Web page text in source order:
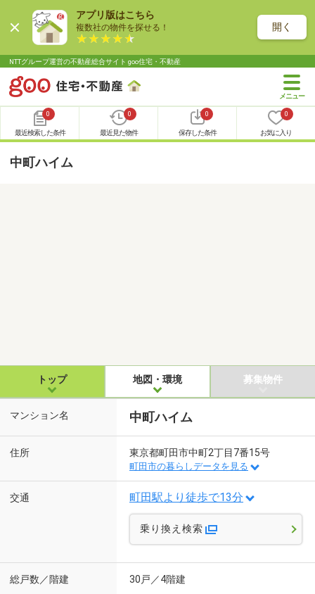
アプリ版はこちら
複数社の物件を探せる！ 開く
NTTグループ運営の不動産総合サイト goo住宅・不動産
0
最近検索した条件
0
最近見た物件
0
保存した条件
0
お気に入り
中町ハイム
トップ 地図・環境 募集物件
マンション名 中町ハイム
住所 東京都町田市中町2丁目7番15号
町田市の暮らしデータを見る
交通 町田駅より徒歩で13分
乗り換え検索
総戸数／階建 30戸／4階建